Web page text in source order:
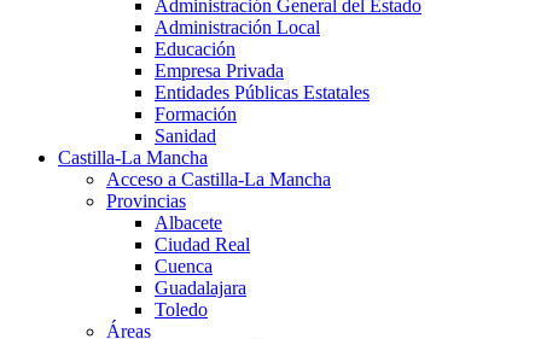
Administración General del Estado
Administración Local
Educación
Empresa Privada
Entidades Públicas Estatales
Formación
Sanidad
Castilla-La Mancha
Acceso a Castilla-La Mancha
Provincias
Albacete
Ciudad Real
Cuenca
Guadalajara
Toledo
Áreas